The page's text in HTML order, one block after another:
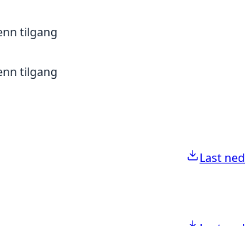
tilgang
tilgang
Last ned